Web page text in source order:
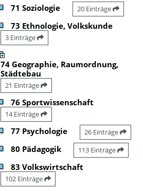
71 Soziologie 20 Einträge
73 Ethnologie, Volkskunde
3 Einträge
74 Geographie, Raumordnung,
Städtebau
21 Einträge
76 Sportwissenschaft
14 Einträge
77 Psychologie 26 Einträge
80 Pädagogik 113 Einträge
83 Volkswirtschaft
102 Einträge